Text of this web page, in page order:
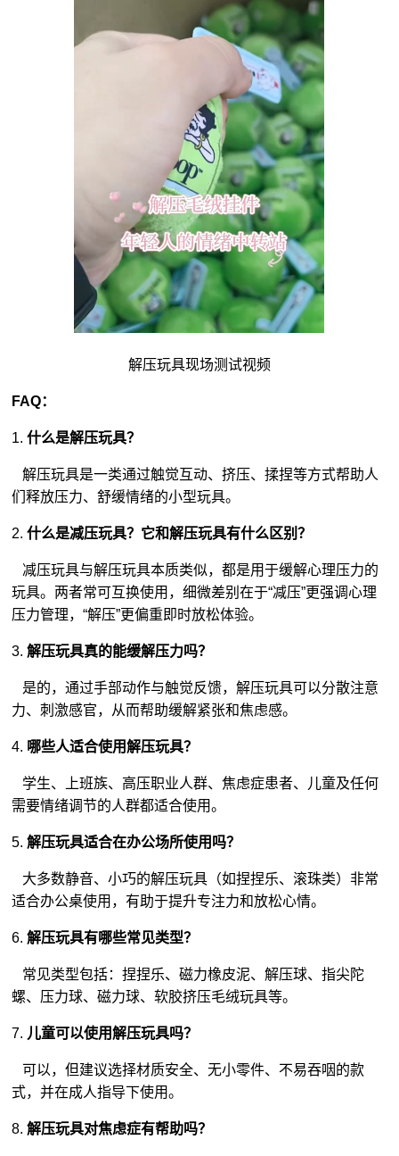
解压玩具现场测试视频
FAQ：
1.什么是解压玩具？
解压玩具是一类通过触觉互动、挤压、揉捏等方式帮助人
们释放压力、舒缓情绪的小型玩具。
2.什么是减压玩具？它和解压玩具有什么区别？
减压玩具与解压玩具本质类似，都是用于缓解心理压力的
玩具。两者常可互换使用，细微差别在于“减压”更强调心理
压力管理，“解压”更偏重即时放松体验。
3.解压玩具真的能缓解压力吗？
是的，通过手部动作与触觉反馈，解压玩具可以分散注意
力、刺激感官，从而帮助缓解紧张和焦虑感。
4. 哪些人适合使用解压玩具？
学生、上班族、高压职业人群、焦虑症患者、儿童及任何
需要情绪调节的人群都适合使用。
5.解压玩具适合在办公场所使用吗？
大多数静音、小巧的解压玩具（如捏捏乐、滚珠类）非常
适合办公桌使用，有助于提升专注力和放松心情。
6.解压玩具有哪些常见类型？
常见类型包括：捏捏乐、磁力橡皮泥、解压球、指尖陀
螺、压力球、磁力球、软胶挤压毛绒玩具等。
7. 儿童可以使用解压玩具吗？
可以，但建议选择材质安全、无小零件、不易吞咽的款
式，并在成人指导下使用。
8.解压玩具对焦虑症有帮助吗？